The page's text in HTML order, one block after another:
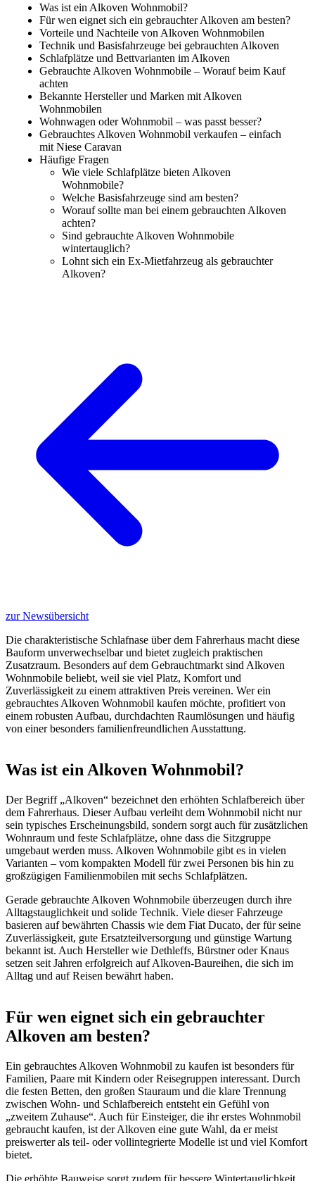
Was ist ein Alkoven Wohnmobil?
Für wen eignet sich ein gebrauchter Alkoven am besten?
Vorteile und Nachteile von Alkoven Wohnmobilen
Technik und Basisfahrzeuge bei gebrauchten Alkoven
Schlafplätze und Bettvarianten im Alkoven
Gebrauchte Alkoven Wohnmobile – Worauf beim Kauf
achten
Bekannte Hersteller und Marken mit Alkoven
Wohnmobilen
Wohnwagen oder Wohnmobil – was passt besser?
Gebrauchtes Alkoven Wohnmobil verkaufen – einfach
mit Niese Caravan
Häufige Fragen
Wie viele Schlafplätze bieten Alkoven
Wohnmobile?
Welche Basisfahrzeuge sind am besten?
Worauf sollte man bei einem gebrauchten Alkoven
achten?
Sind gebrauchte Alkoven Wohnmobile
wintertauglich?
Lohnt sich ein Ex-Mietfahrzeug als gebrauchter
Alkoven?
zur Newsübersicht
Die charakteristische Schlafnase über dem Fahrerhaus macht diese
Bauform unverwechselbar und bietet zugleich praktischen
Zusatzraum. Besonders auf dem Gebrauchtmarkt sind Alkoven
Wohnmobile beliebt, weil sie viel Platz, Komfort und
Zuverlässigkeit zu einem attraktiven Preis vereinen. Wer ein
gebrauchtes Alkoven Wohnmobil kaufen möchte, profitiert von
einem robusten Aufbau, durchdachten Raumlösungen und häufig
von einer besonders familienfreundlichen Ausstattung.
Was ist ein Alkoven Wohnmobil?
Der Begriff „Alkoven“ bezeichnet den erhöhten Schlafbereich über
dem Fahrerhaus. Dieser Aufbau verleiht dem Wohnmobil nicht nur
sein typisches Erscheinungsbild, sondern sorgt auch für zusätzlichen
Wohnraum und feste Schlafplätze, ohne dass die Sitzgruppe
umgebaut werden muss. Alkoven Wohnmobile gibt es in vielen
Varianten – vom kompakten Modell für zwei Personen bis hin zu
großzügigen Familienmobilen mit sechs Schlafplätzen.
Gerade gebrauchte Alkoven Wohnmobile überzeugen durch ihre
Alltagstauglichkeit und solide Technik. Viele dieser Fahrzeuge
basieren auf bewährten Chassis wie dem Fiat Ducato, der für seine
Zuverlässigkeit, gute Ersatzteilversorgung und günstige Wartung
bekannt ist. Auch Hersteller wie Dethleffs, Bürstner oder Knaus
setzen seit Jahren erfolgreich auf Alkoven-Baureihen, die sich im
Alltag und auf Reisen bewährt haben.
Für wen eignet sich ein gebrauchter
Alkoven am besten?
Ein gebrauchtes Alkoven Wohnmobil zu kaufen ist besonders für
Familien, Paare mit Kindern oder Reisegruppen interessant. Durch
die festen Betten, den großen Stauraum und die klare Trennung
zwischen Wohn- und Schlafbereich entsteht ein Gefühl von
„zweitem Zuhause“. Auch für Einsteiger, die ihr erstes Wohnmobil
gebraucht kaufen, ist der Alkoven eine gute Wahl, da er meist
preiswerter als teil- oder vollintegrierte Modelle ist und viel Komfort
bietet.
Die erhöhte Bauweise sorgt zudem für bessere Wintertauglichkeit,